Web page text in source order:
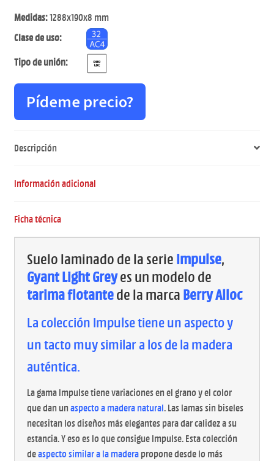
Medidas:1288x190x8 mm
Clase de uso:
Tipo de unión:
Pídeme precio?
Descripción
Información adicional
Ficha técnica
Suelo laminado de la serie Impulse,
Gyant Light Greyes un modelo de
tarima flotantede la marca Berry Alloc
La colección Impulse tiene un aspecto y
un tacto muy similar a los de la madera
auténtica.
La gama Impulse tiene variaciones en el grano y el color
que dan un aspecto a madera natural. Las lamas sin biseles
necesitan los diseños más elegantes para dar calidez a su
estancia. Y eso es lo que consigue Impulse. Esta colección
deaspecto similar a la maderapropone desde lo más